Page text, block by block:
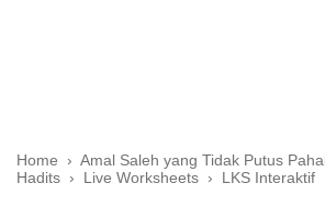
Home › Amal Saleh yang Tidak Putus
Hadits › Live Worksheets › LKS Interaktif